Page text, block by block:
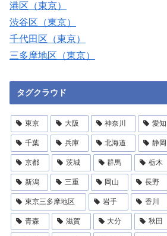
港区（東京）
渋谷区（東京）
千代田区（東京）
三多摩地区（東京）
タグクラウド
東京 大阪 神奈川 愛知
千葉 兵庫 北海道 静岡
京都 茨城 群馬 栃木
新潟 三重 岡山 長野
東京三多摩地区 岩手 香川
青森 滋賀 大分 秋田